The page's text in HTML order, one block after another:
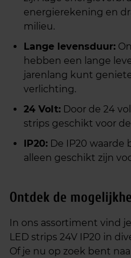
energierekening en
milieu.
Lange levensduur:
hebben een lange
jarenlang kunt
verlichting.
24 Volt: Door de 24
strips geschikt voor
IP20: De IP20
alleen geschikt zijn
Ontdek de
In ons assortiment vind
LED strips 24V IP20 in
Of je nu op zoek bent